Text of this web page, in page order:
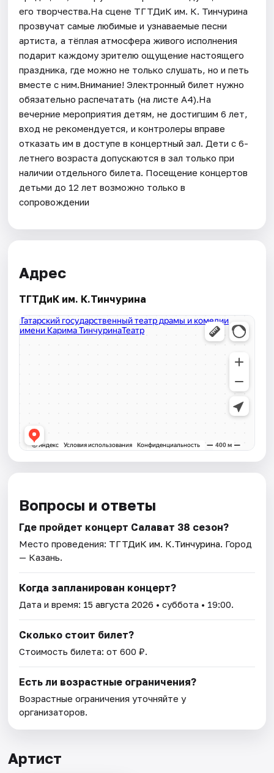
его творчества.На сцене ТГТДиК им. К. Тинчурина
прозвучат самые любимые и узнаваемые песни
артиста, а тёплая атмосфера живого исполнения
подарит каждому зрителю ощущение настоящего
праздника, где можно не только слушать, но и петь
вместе с ним.Внимание! Электронный билет нужно
обязательно распечатать (на листе А4).На
вечерние мероприятия детям, не достигшим 6 лет,
вход не рекомендуется, и контролеры вправе
отказать им в доступе в концертный зал. Дети с 6-
летнего возраста допускаются в зал только при
наличии отдельного билета. Посещение концертов
детьми до 12 лет возможно только в
сопровождении
Адрес
ТГТДиК им. К.Тинчурина
Вопросы и ответы
Где пройдет концерт Салават 38 сезон?
Место проведения: ТГТДиК им. К.Тинчурина. Город
— Казань.
Когда запланирован концерт?
Дата и время: 15 августа 2026 • суббота • 19:00.
Сколько стоит билет?
Стоимость билета: от 600 ₽.
Есть ли возрастные ограничения?
Возрастные ограничения уточняйте у
организаторов.
Артист